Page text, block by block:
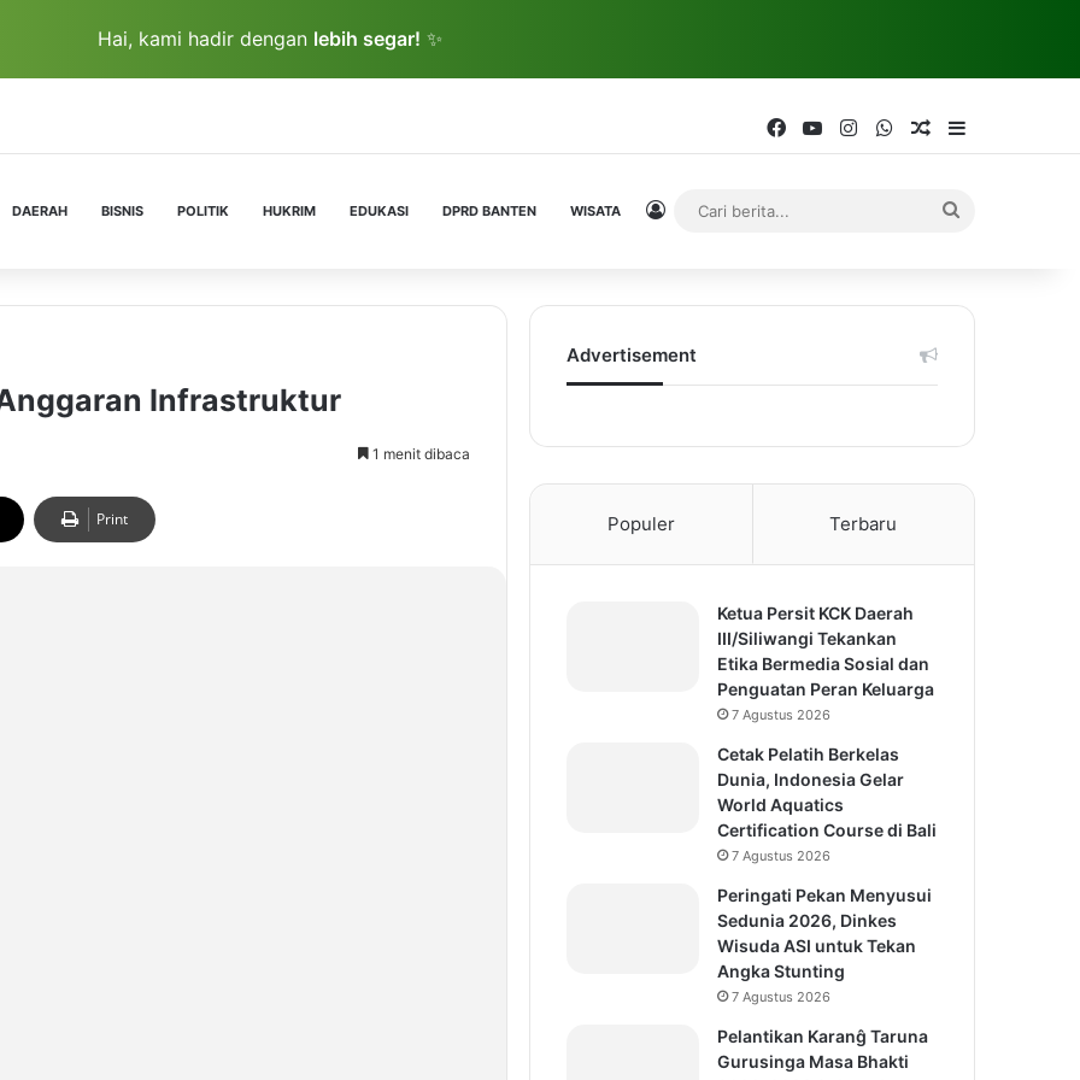
Hai, kami hadir dengan lebih segar! ✨
FacebookYouTubeInstagramWhatsAppRandom Article
DAERAH BISNIS POLITIK HUKRIM EDUKASI DPRD BANTEN WISATA Log In
Anggaran Infrastruktur
1 menit dibaca
Print
Advertisement
Populer Terbaru
Ketua Persit KCK Daerah
III/Siliwangi Tekankan
Etika Bermedia Sosial dan
Penguatan Peran Keluarga
7 Agustus 2026
Cetak Pelatih Berkelas
Dunia, Indonesia Gelar
World Aquatics
Certification Course di Bali
7 Agustus 2026
Peringati Pekan Menyusui
Sedunia 2026, Dinkes
Wisuda ASI untuk Tekan
Angka Stunting
7 Agustus 2026
Pelantikan Karanĝ Taruna
Gurusinga Masa Bhakti